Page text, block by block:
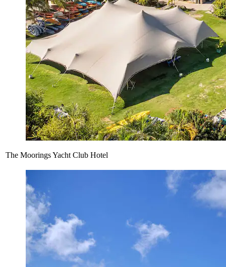
The Moorings Yacht Club Hotel